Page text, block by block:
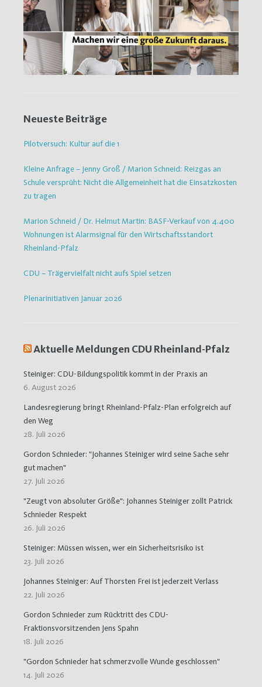
Neueste Beiträge
Pilotversuch: Kultur auf die 1
Kleine Anfrage – Jenny Groß / Marion Schneid: Reizgas an
Schule versprüht: Nicht die Allgemeinheit hat die Einsatzkosten
zu tragen
Marion Schneid / Dr. Helmut Martin: BASF-Verkauf von 4.400
Wohnungen ist Alarmsignal für den Wirtschaftsstandort
Rheinland-Pfalz
CDU – Trägervielfalt nicht aufs Spiel setzen
Plenarinitiativen Januar 2026
Aktuelle Meldungen CDU Rheinland-Pfalz
Steiniger: CDU-Bildungspolitik kommt in der Praxis an
6. August 2026
Landesregierung bringt Rheinland-Pfalz-Plan erfolgreich auf
den Weg
28. Juli 2026
Gordon Schnieder: "Johannes Steiniger wird seine Sache sehr
gut machen"
27. Juli 2026
"Zeugt von absoluter Größe": Johannes Steiniger zollt Patrick
Schnieder Respekt
26. Juli 2026
Steiniger: Müssen wissen, wer ein Sicherheitsrisiko ist
23. Juli 2026
Johannes Steiniger: Auf Thorsten Frei ist jederzeit Verlass
22. Juli 2026
Gordon Schnieder zum Rücktritt des CDU-
Fraktionsvorsitzenden Jens Spahn
18. Juli 2026
"Gordon Schnieder hat schmerzvolle Wunde geschlossen"
14. Juli 2026